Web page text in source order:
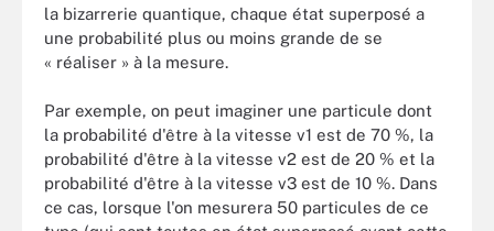
la bizarrerie quantique, chaque état superposé a
une probabilité plus ou moins grande de se
« réaliser » à la mesure.
Par exemple, on peut imaginer une particule dont
la probabilité d'être à la vitesse v1 est de 70 %, la
probabilité d'être à la vitesse v2 est de 20 % et la
probabilité d'être à la vitesse v3 est de 10 %. Dans
ce cas, lorsque l'on mesurera 50 particules de ce